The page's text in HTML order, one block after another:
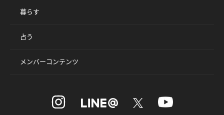
暮らす
占う
メンバーコンテンツ